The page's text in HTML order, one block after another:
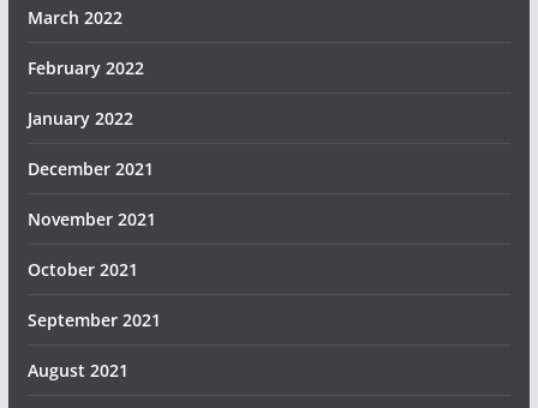
March 2022
February 2022
January 2022
December 2021
November 2021
October 2021
September 2021
August 2021